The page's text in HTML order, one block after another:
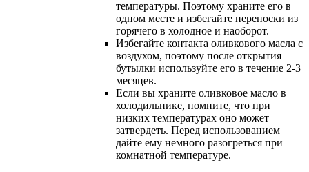
температуры. Поэтому храните его в
одном месте и избегайте переноски из
горячего в холодное и наоборот.
Избегайте контакта оливкового масла с
воздухом, поэтому после открытия
бутылки используйте его в течение 2-3
месяцев.
Если вы храните оливковое масло в
холодильнике, помните, что при
низких температурах оно может
затвердеть. Перед использованием
дайте ему немного разогреться при
комнатной температуре.